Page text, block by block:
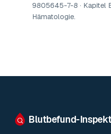
9805645-7-8 · Kapitel
Hämatologie.
Blutbefund-